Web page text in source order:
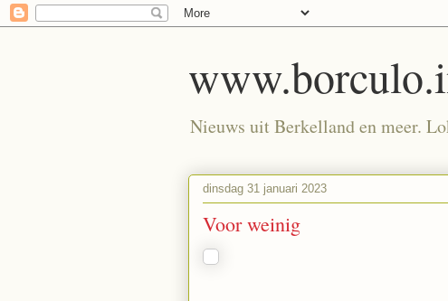
Nieuws uit Berkelland en meer.
dinsdag 31 januari 2023
Voor weinig